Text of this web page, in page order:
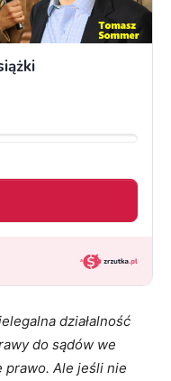
działalność
do sądów we
prawo. Ale jeśli nie